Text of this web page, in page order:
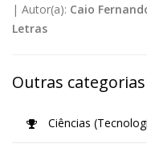
| Autor(a): Caio
Letras
Outras
Ciências